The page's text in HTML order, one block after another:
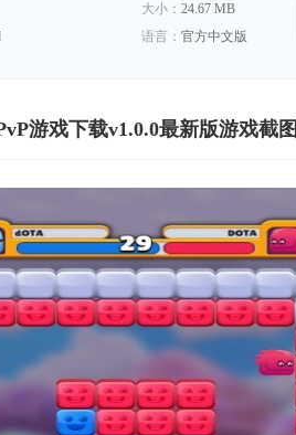
大小： 24.67 MB
语言： 官方中文版
游戏下载v1.0.0最新版游戏截图